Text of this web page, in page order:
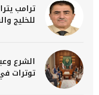
ترامب
للخليج
الشرع
توترات